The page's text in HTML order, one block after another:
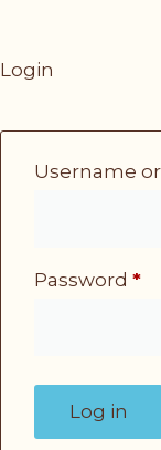
Login
Username
Password *
Log in